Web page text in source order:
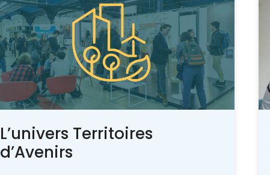
L’univers Territoires
d’Avenirs